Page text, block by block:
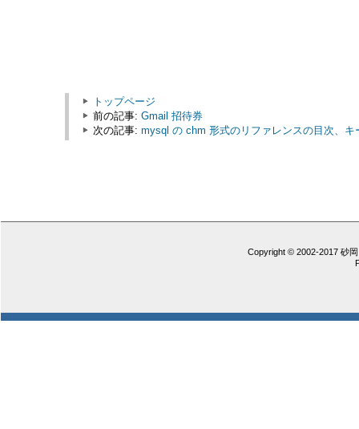
トップページ
前の記事: Gmail 招待券
次の記事: mysql の chm 形式のリファレンスの目次、
Copyright © 2002-2017 砂